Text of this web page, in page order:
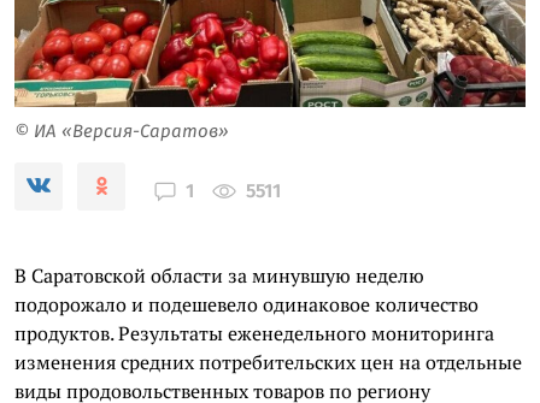
© ИА «Версия-Саратов»
1 5511
В Саратовской области за минувшую неделю
подорожало и подешевело одинаковое количество
продуктов. Результаты еженедельного мониторинга
изменения средних потребительских цен на отдельные
виды продовольственных товаров по региону